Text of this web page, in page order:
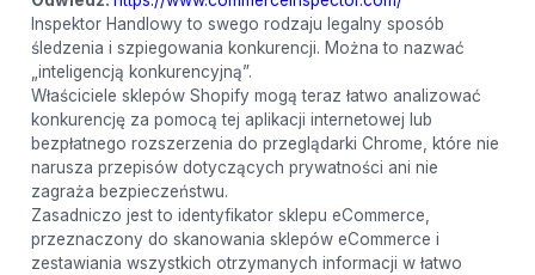
Inspektor Handlowy to swego rodzaju legalny sposób
śledzenia i szpiegowania konkurencji. Można to nazwać
„inteligencją konkurencyjną”.
Właściciele sklepów Shopify mogą teraz łatwo analizować
konkurencję za pomocą tej aplikacji internetowej lub
bezpłatnego rozszerzenia do przeglądarki Chrome, które nie
narusza przepisów dotyczących prywatności ani nie
zagraża bezpieczeństwu.
Zasadniczo jest to identyfikator sklepu eCommerce,
przeznaczony do skanowania sklepów eCommerce i
zestawiania wszystkich otrzymanych informacji w łatwo